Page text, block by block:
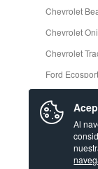
Chevrolet
Chevrolet
Chevrolet
Ford
Ver más
Al